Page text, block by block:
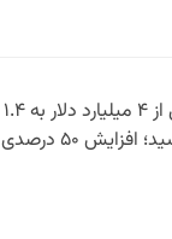
واردات موبایل از ۴ میلیارد دلار به ۱.۴
میلیارد دلار رسید؛ افزایش ۵۰ درصدی